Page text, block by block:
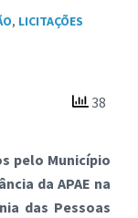
, LICITAÇÕES
38
pelo Município
da APAE na
das Pessoas